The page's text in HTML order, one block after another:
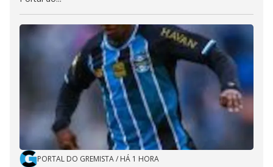
PORTAL DO GREMISTA/ HÁ 1 HORA